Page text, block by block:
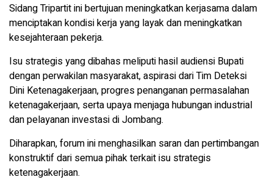
Sidang Tripartit ini bertujuan meningkatkan kerjasama dalam
menciptakan kondisi kerja yang layak dan meningkatkan
kesejahteraan pekerja.
Isu strategis yang dibahas meliputi hasil audiensi Bupati
dengan perwakilan masyarakat, aspirasi dari Tim Deteksi
Dini Ketenagakerjaan, progres penanganan permasalahan
ketenagakerjaan, serta upaya menjaga hubungan industrial
dan pelayanan investasi di Jombang.
Diharapkan, forum ini menghasilkan saran dan pertimbangan
konstruktif dari semua pihak terkait isu strategis
ketenagakerjaan.